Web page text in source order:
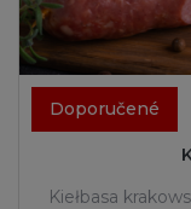
Doporučené
Kiełbasa